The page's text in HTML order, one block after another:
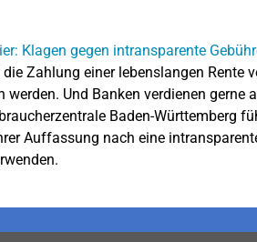
die Zahlung einer lebenslangen Rente
werden. Und Banken verdienen gerne
Baden-Württemberg
Auffassung nach eine